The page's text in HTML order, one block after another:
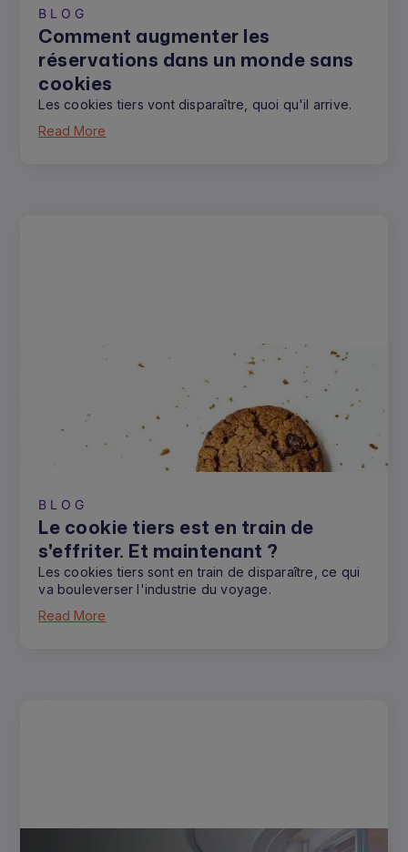
BLOG
Comment augmenter les
réservations dans un monde sans
cookies
Les cookies tiers vont disparaître, quoi qu'il arrive.
Read More
BLOG
Le cookie tiers est en train de
s'effriter. Et maintenant ?
Les cookies tiers sont en train de disparaître, ce qui
va bouleverser l'industrie du voyage.
Read More